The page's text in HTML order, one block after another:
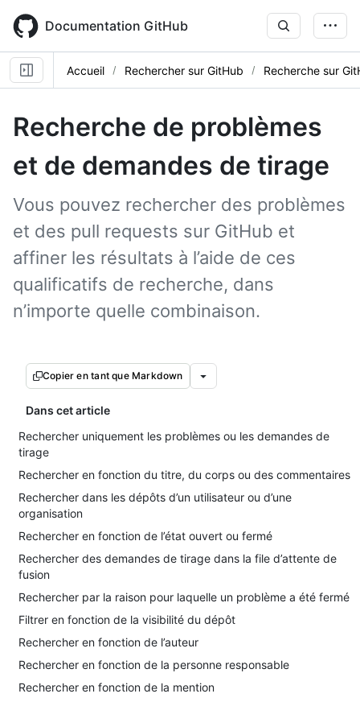
main
content
Documentation GitHub
Accueil Rechercher sur GitHub Recherche sur
Recherche de problèmes
et de demandes de tirage
Vous pouvez rechercher des problèmes
et des pull requests sur GitHub et
affiner les résultats à l’aide de ces
qualificatifs de recherche, dans
n’importe quelle combinaison.
Copier en tant que Markdown
Dans cet article
Rechercher uniquement les problèmes ou les demandes de
tirage
Rechercher en fonction du titre, du corps ou des commentaires
Rechercher dans les dépôts d’un utilisateur ou d’une
organisation
Rechercher en fonction de l’état ouvert ou fermé
Rechercher des demandes de tirage dans la file d’attente de
fusion
Rechercher par la raison pour laquelle un problème a été fermé
Filtrer en fonction de la visibilité du dépôt
Rechercher en fonction de l’auteur
Rechercher en fonction de la personne responsable
Rechercher en fonction de la mention